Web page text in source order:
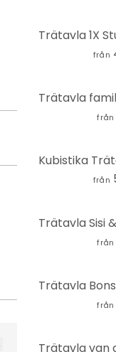
från
från
från
från
från